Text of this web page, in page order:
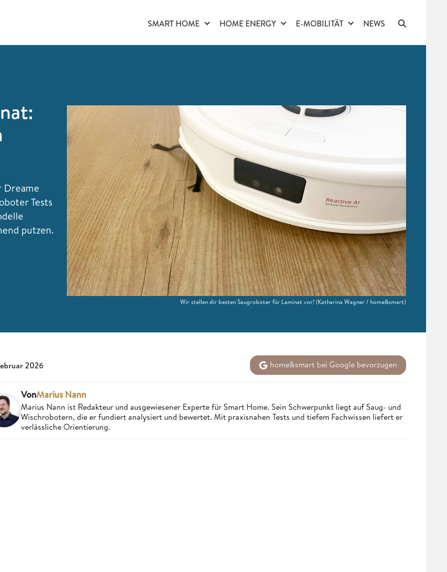
SMART HOME HOME ENERGY E-MOBILITÄT NEWS
Dreame
Tests
putzen.
Wir stellen dir besten Saugroboter für Laminat vor!(Katharina Wagner / home&smart)
2026 home&smart bei Google bevorzugen
VonMarius Nann
Marius Nann ist Redakteur und ausgewiesener Experte für Smart Home. Sein Schwerpunkt liegt auf Saug- und
Wischrobotern, die er fundiert analysiert und bewertet. Mit praxisnahen Tests und tiefem Fachwissen liefert er
verlässliche Orientierung.